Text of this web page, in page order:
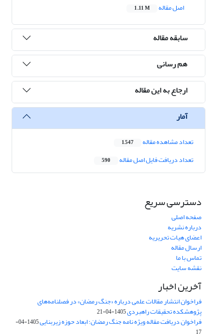
اصل مقاله
1.11 M
سابقه مقاله
هم رسانی
ارجاع به این مقاله
آمار
تعداد مشاهده مقاله 1,547
تعداد دریافت فایل اصل مقاله 590
دسترسی سریع
صفحه اصلی
درباره نشریه
اعضای هیات تحریریه
ارسال مقاله
تماس با ما
نقشه سایت
آخرین اخبار
فراخوان انتشار مقالات علمی درباره «جنگ رمضان» در فصلنامه‌های
پژوهشکده تحقیقات راهبردی1405-04-21
فراخوان دریافت مقاله ویژه نامه جنگ رمضان؛ ابعاد حوزه زیربنایی
1405-04-